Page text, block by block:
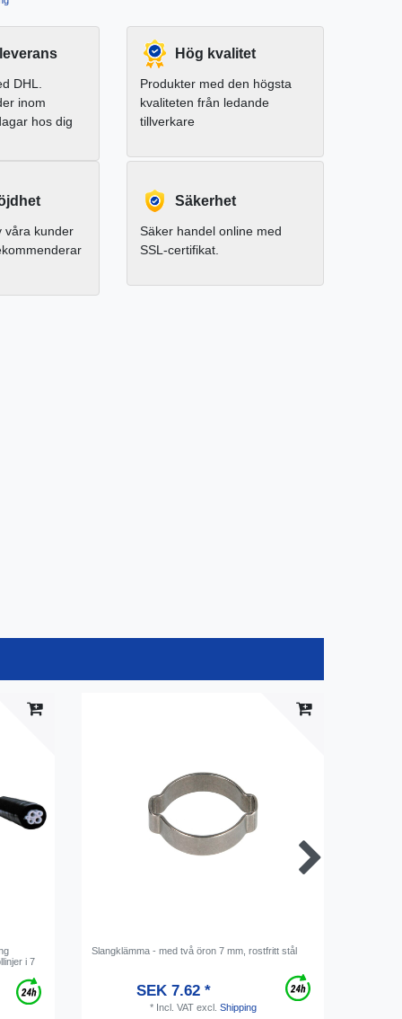
DHL.
inom
hos dig
Hög kvalitet
Produkter med den högsta
kvaliteten från ledande
tillverkare
våra kunder
Säkerhet
Säker handel online med
SSL-certifikat.
i 7
Slangklämma - med två öron 7 mm, rostfritt stål
SEK 7.62 *
* Incl. VATexcl. Shipping